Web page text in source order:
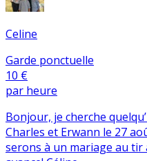
Celine
Garde ponctuelle
10 €
par heure
Bonjour, je cherche
Charles et Erwann le 27
serons à un mariage au